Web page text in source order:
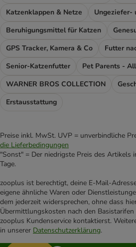
Katzenklappen & Netze
Ungeziefer-
Beruhigungsmittel für Katzen
GPS Tracker, Kamera & Co
Futter
Senior-Katzenfutter
Pet Parents -
WARNER BROS COLLECTION
Erstausstattung
Preise inkl. MwSt. UVP = unverbindliche
die Lieferbedingungen
"Sonst" = Der niedrigste Preis des Artikels
Tage.
zooplus ist berechtigt, deine E-Mail-
eigene ähnliche Waren oder
dem jederzeit widersprechen, ohne dass
Übermittlungskosten nach den
zooplus Kundenservice kontaktierst.
in unserer Datenschutzerklärung.